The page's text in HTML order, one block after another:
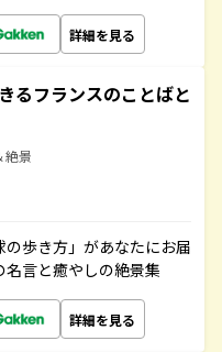
詳細を見る
るフランスのことばと
絶景
歩き方」があなたにお届
言と癒やしの絶景集
詳細を見る